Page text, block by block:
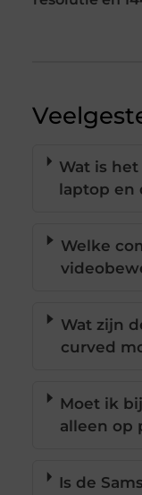
Wat is
laptop
Welke
Wat zijn
curved
Moet ik
alleen op
Is de